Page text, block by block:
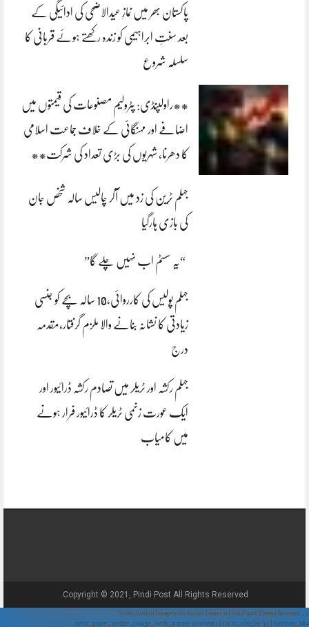
پاکستان بھر میں نمازِ عیدالاضحی کی ادائیگی کے
بعد سنتِ ابراہیمی کو زندہ رکھتے ہوئے قربانی کا
سلسلہ شروع
**راولپنڈی: پٹرولیم مصنوعات کی قیمتوں میں
اضافے اور مہنگائی کے خلاف جماعت اسلامی
کا دھرنا، شہریوں کی بڑی تعداد کی شرکت**
جہلم ٹرین کی زد میں آکر چالیس سالہ شخص جان
کی بازی ہارگیا
“یہ سسٹم اب نہیں چلے گا”
جہلم پولیس کی کارروائی،10 سالہ بچے کو جنسی
زیادتی کا نشانہ بنانے والا ملزم گرفتار،مقدمہ
درج
جہلم رکشہ اور ٹریلر میں تصادم رکشہ ڈرائیور اور
ایک عورت زخمی ٹریلر کا ڈرائیور فرار ہونے
میں کامیاب
Copyright © 2021, Pindi Post All Rights Reserved.
// Show Author Image with Author Name in UrduPaper Theme function
urdu_paper_author_image_with_name($content) { if (is_single()) { $author_id =